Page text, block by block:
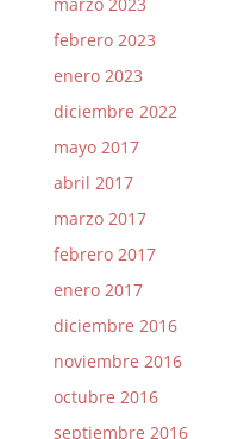
febrero 2023
enero 2023
diciembre 2022
mayo 2017
abril 2017
marzo 2017
febrero 2017
enero 2017
diciembre 2016
noviembre 2016
octubre 2016
septiembre 2016